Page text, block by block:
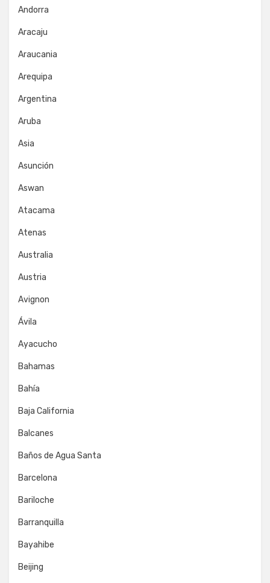
Andorra
Aracaju
Araucania
Arequipa
Argentina
Aruba
Asia
Asunción
Aswan
Atacama
Atenas
Australia
Austria
Avignon
Ávila
Ayacucho
Bahamas
Bahía
Baja California
Balcanes
Baños de Agua Santa
Barcelona
Bariloche
Barranquilla
Bayahibe
Beijing